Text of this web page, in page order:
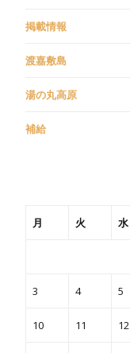
掲載情報
渡嘉敷島
湯の丸高原
補給
月 火 水
3 4 5
10 11 12